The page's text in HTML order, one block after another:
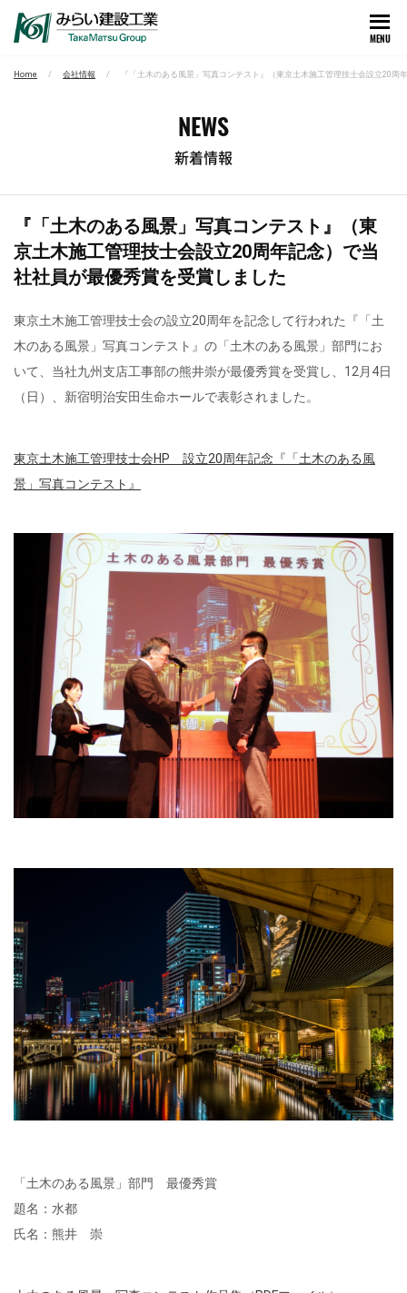
MENU
Home 会社情報 『「土木のある風景」写真コンテスト』（東京土木施工管理技士会設立20周
NEWS
新着情報
『「土木のある風景」写真コンテスト』（東
京土木施工管理技士会設立20周年記念）で当
社社員が最優秀賞を受賞しました
東京土木施工管理技士会の設立20周年を記念して行われた『「土
木のある風景」写真コンテスト』の「土木のある風景」部門にお
いて、当社九州支店工事部の熊井崇が最優秀賞を受賞し、12月4日
（日）、新宿明治安田生命ホールで表彰されました。
東京土木施工管理技士会HP 設立20周年記念『「土木のある風
景」写真コンテスト』
「土木のある風景」部門 最優秀賞
題名：水都
氏名：熊井 崇